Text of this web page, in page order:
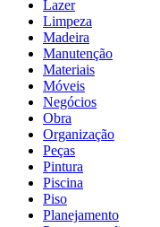
Lazer
Limpeza
Madeira
Manutenção
Materiais
Móveis
Negócios
Obra
Organização
Peças
Pintura
Piscina
Piso
Planejamento